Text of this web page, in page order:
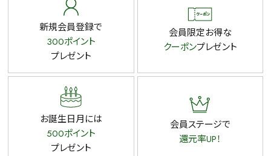
新規会員登録で
300ポイント
プレゼント
会員限定お得な
クーポンプレゼント
お誕生日月には
500ポイント
プレゼント
会員ステージで
還元率UP！